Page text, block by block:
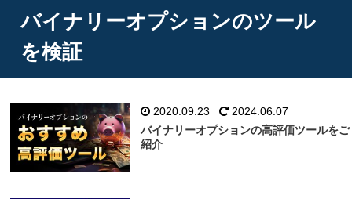
バイナリーオプションのツール
を検証
2020.09.23
2024.06.07
バイナリーオプションの高評価ツールをご
紹介